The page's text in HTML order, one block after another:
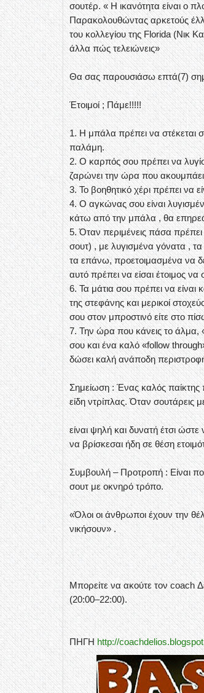
σουτέρ. « Η ικανότητα είναι ο
Παρακολουθώντας αρκετούς
του κολλεγίου της Florida (Νικ
άλλα πώς τελειώνεις»
Θα σας παρουσιάσω επτά(7)
Έτοιμοί ; Πάμε!!!!!
1. Η μπάλα πρέπει να στέκεται
παλάμη.
2. Ο καρπός σου πρέπει να
ζαρώνει την ώρα που
3. Το βοηθητικό χέρι πρέπει να
4. Ο αγκώνας σου είναι
κάτω από την μπάλα , θα
5. Όταν περιμένεις πάσα
σουτ) , με λυγισμένα γόνατα ,
τα επάνω, προετοιμασμένα να
αυτό πρέπει να είσαι έτοιμος να
6. Τα μάτια σου πρέπει να
της στεφάνης και μερικοί
σου στον μπροστινό είτε στο
7. Την ώρα που κάνεις το άλμα,
σου και ένα καλό «follow
δώσει καλή ανάποδη
Σημείωση : Ένας καλός παίκτης
είδη ντρίπλας. Όταν σουτάρεις
είναι ψηλή και δυνατή έτσι
να βρίσκεσαι ήδη σε θέση
Συμβουλή – Προτροπή : Είναι
σουτ με οκνηρό τρόπο.
«Όλοι οι άνθρωποι έχουν την
νικήσουν» .
Μπορείτε να ακούτε τον coach
(20:00–22:00).
ΠΗΓΗ http://